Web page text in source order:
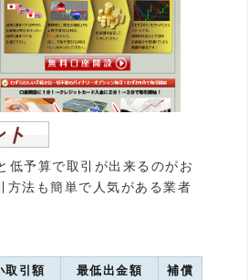
低予算で取引が出来るのがお
方法も簡単で人気がある業者
取引額 最低出金額
補償